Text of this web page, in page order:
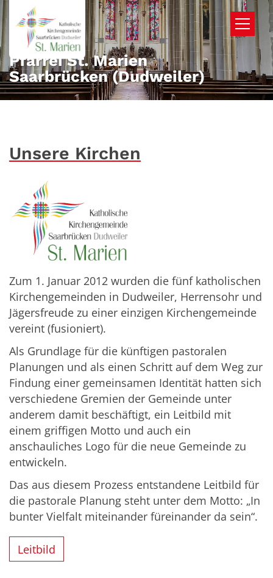
Zum Inhalt springen
Pfarrei St. Marien
Saarbrücken (Dudweiler)
Unsere Kirchen
Zum 1. Januar 2012 wurden die fünf katholischen
Kirchengemeinden in Dudweiler, Herrensohr und
Jägersfreude zu einer einzigen Kirchengemeinde
vereint (fusioniert).
Als Grundlage für die künftigen pastoralen
Planungen und als einen Schritt auf dem Weg zur
Findung einer gemeinsamen Identität hatten sich
verschiedene Gremien der Gemeinde unter
anderem damit beschäftigt, ein Leitbild mit
einem griffigen Motto und auch ein
anschauliches Logo für die neue Gemeinde zu
entwickeln.
Das aus diesem Prozess entstandene Leitbild für
die pastorale Planung steht unter dem Motto: „In
bunter Vielfalt miteinander füreinander da sein“.
Leitbild